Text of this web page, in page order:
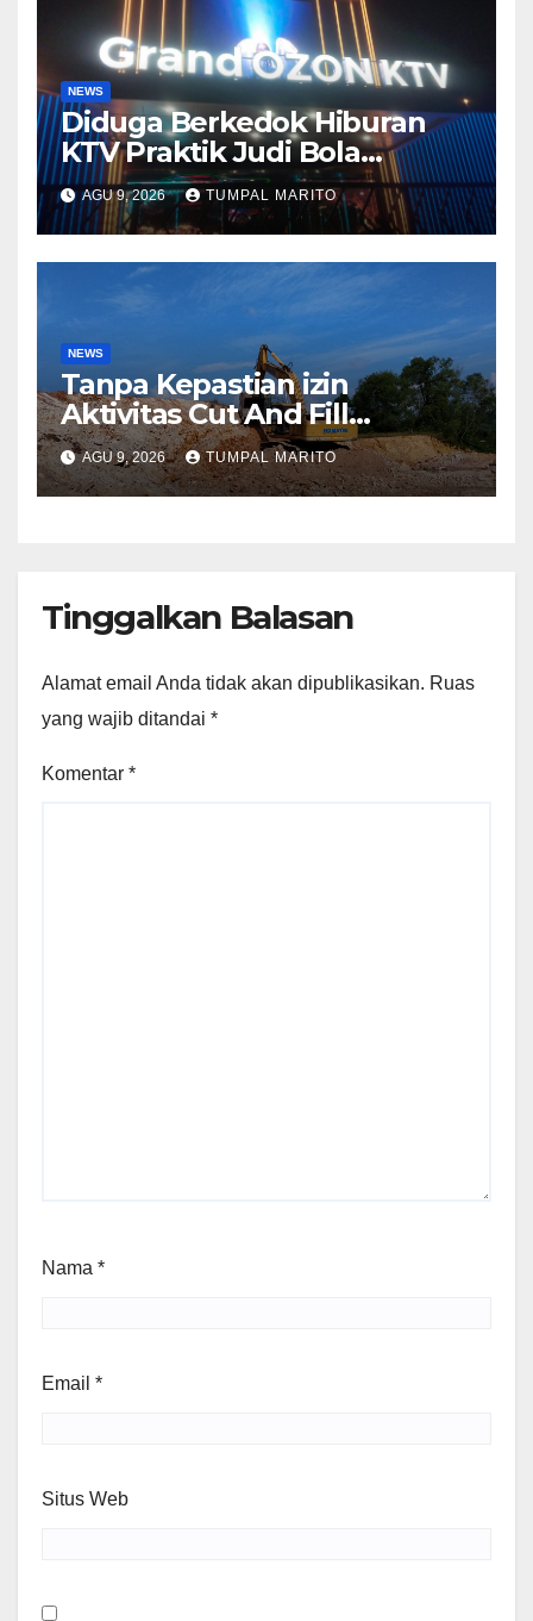
NEWS
Diduga Berkedok Hiburan
KTV Praktik Judi Bola
Pimpong Beroperasi
Terbuka Disungai Panas
Kapolda Tutup mata Tempat
Hiburan DiBatam
AGU 9, 2026 TUMPAL MARITO
NEWS
Tanpa Kepastian izin
Aktivitas Cut And Fill
Sekupang Ganggu warga
dan Pengguna jalan
AGU 9, 2026 TUMPAL MARITO
Tinggalkan Balasan
Alamat email Anda tidak akan dipublikasikan. Ruas
yang wajib ditandai *
Komentar *
Nama *
Email *
Situs Web